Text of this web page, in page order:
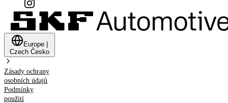
Europe
Czech Česko
Zásady ochrany
osobních údajů
Podmínky
použití